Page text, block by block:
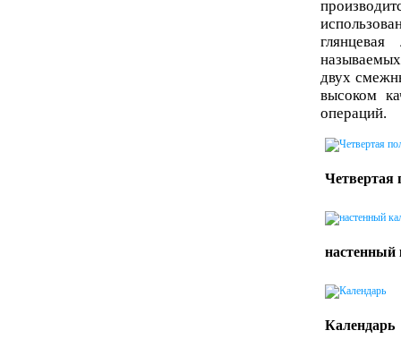
двух
высоком
операций.
Четвертая
настенный
Календарь